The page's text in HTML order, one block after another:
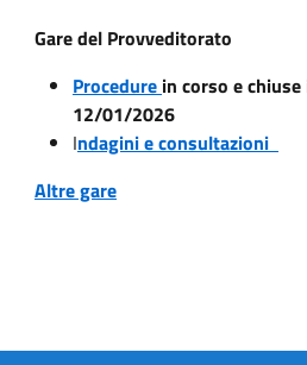
Gare del Provveditorato
Procedure in corso e
12/01/2026
Indagini e consultazioni
Altre gare